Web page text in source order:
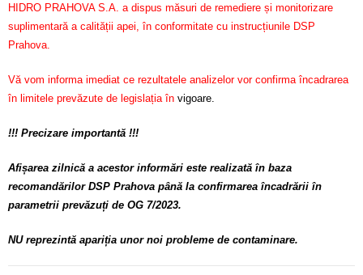
HIDRO PRAHOVA S.A. a dispus măsuri de remediere și monitorizare
suplimentară a calității apei, în conformitate cu instrucțiunile DSP
Prahova.
Vă vom informa imediat ce rezultatele analizelor vor confirma încadrarea
în limitele prevăzute de legislația în vigoare.
!!! Precizare importantă !!!
Afișarea zilnică a acestor informări este realizată în baza
recomandărilor DSP Prahova până la confirmarea încadrării în
parametrii prevăzuți de OG 7/2023.
NU reprezintă apariția unor noi probleme de contaminare.